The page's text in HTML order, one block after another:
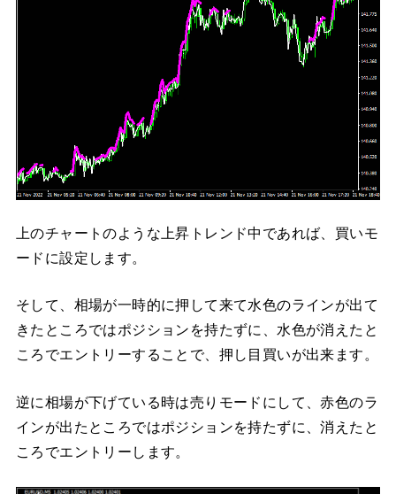
上のチャートのような上昇トレンド中であれば、買いモ
ードに設定します。
そして、相場が一時的に押して来て水色のラインが出て
きたところではポジションを持たずに、水色が消えたと
ころでエントリーすることで、押し目買いが出来ます。
逆に相場が下げている時は売りモードにして、赤色のラ
インが出たところではポジションを持たずに、消えたと
ころでエントリーします。